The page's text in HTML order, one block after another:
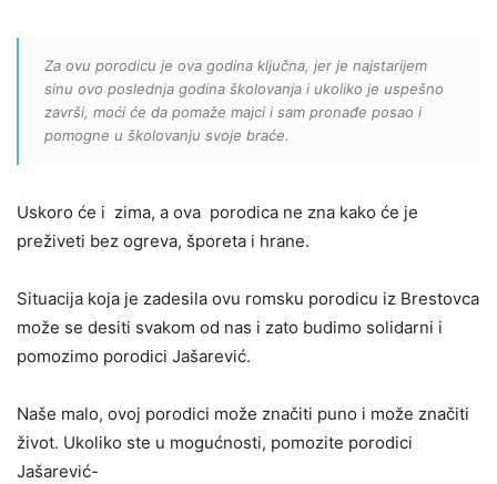
Za ovu porodicu je ova godina ključna, jer je najstarijem
sinu ovo poslednja godina školovanja i ukoliko je uspešno
završi, moći će da pomaže majci i sam pronađe posao i
pomogne u školovanju svoje braće.
Uskoro će i zima, a ova porodica ne zna kako će je
preživeti bez ogreva, šporeta i hrane.
Situacija koja je zadesila ovu romsku porodicu iz Brestovca
može se desiti svakom od nas i zato budimo solidarni i
pomozimo porodici Jašarević.
Naše malo, ovoj porodici može značiti puno i može značiti
život. Ukoliko ste u mogućnosti, pomozite porodici
Jašarević-